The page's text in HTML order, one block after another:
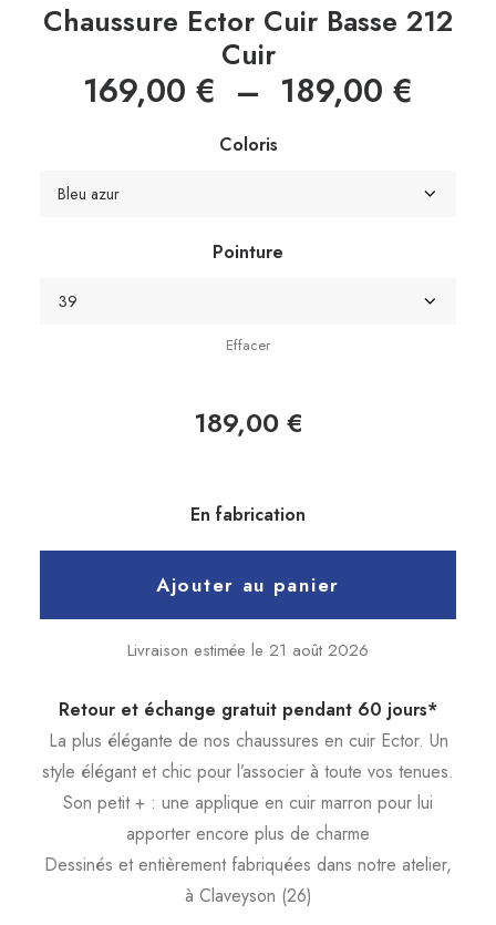
Chaussure Ector Cuir Basse 212
Cuir
169,00 € – 189,00 €
Coloris
Pointure
Effacer
189,00 €
En fabrication
Ajouter au panier
Livraison estimée le 21 août 2026
Retour et échange gratuit pendant 60 jours*
La plus élégante de nos chaussures en cuir Ector. Un
style élégant et chic pour l’associer à toute vos tenues.
Son petit + : une applique en cuir marron pour lui
apporter encore plus de charme
Dessinés et entièrement fabriquées dans notre atelier,
à Claveyson (26)